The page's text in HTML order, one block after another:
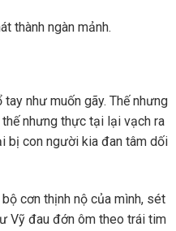
thành ngàn mảnh.
như muốn gãy. Thế nhưng
nhưng thực tại lại vạch ra
bị con người kia đan tâm dối
cơn thịnh nộ của mình, sét
Vỹ đau đớn ôm theo trái tim